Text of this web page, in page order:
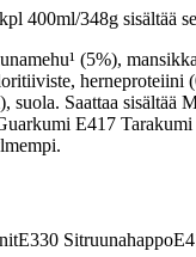
400ml/348g sisältää
(5%),
herneproteiini
Saattaa sisältää
E417
E330 Sitruunahappo